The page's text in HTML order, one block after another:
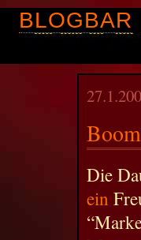
BLOGBAR
Die
ein